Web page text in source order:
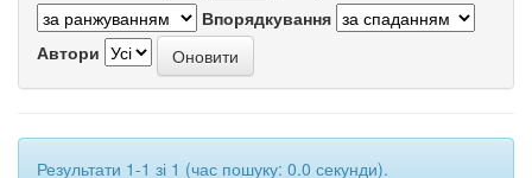
Впорядкування
Автори
Результати 1-1 зі 1 (час пошуку: 0.0 секунди).